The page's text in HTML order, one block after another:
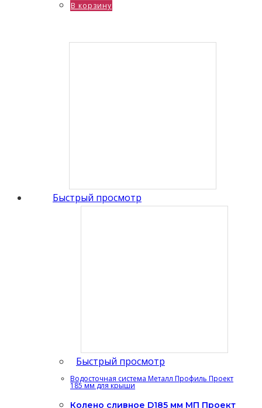
В корзину
Быстрый просмотр
Быстрый просмотр
Водосточная система Металл Профиль Проект
185 мм для крыши
Колено сливное D185 мм МП Проект